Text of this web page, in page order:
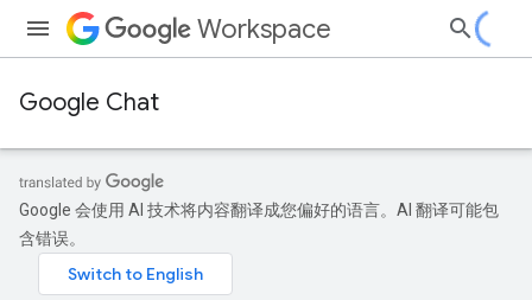
Workspace
Google Chat
Google 会使用 AI 技术将内容翻译成您偏好的语言。AI 翻译可能包
含错误。